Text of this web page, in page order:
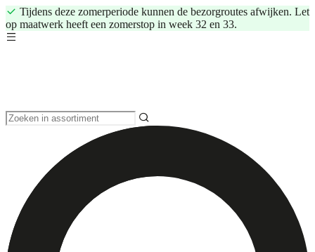
Tijdens deze zomerperiode kunnen de bezorgroutes afwijken. Let
op maatwerk heeft een zomerstop in week 32 en 33.